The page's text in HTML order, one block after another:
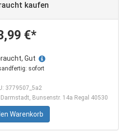
kaufen
€*
Gut
sofort
3779507_5a2
Bunsenstr. 14a Regal 40530
Warenkorb